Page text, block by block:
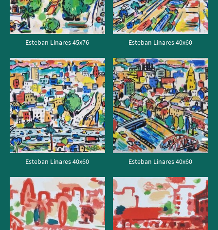
Esteban Linares 45x76 Esteban Linares 40x60
Esteban Linares 40x60 Esteban Linares 40x60